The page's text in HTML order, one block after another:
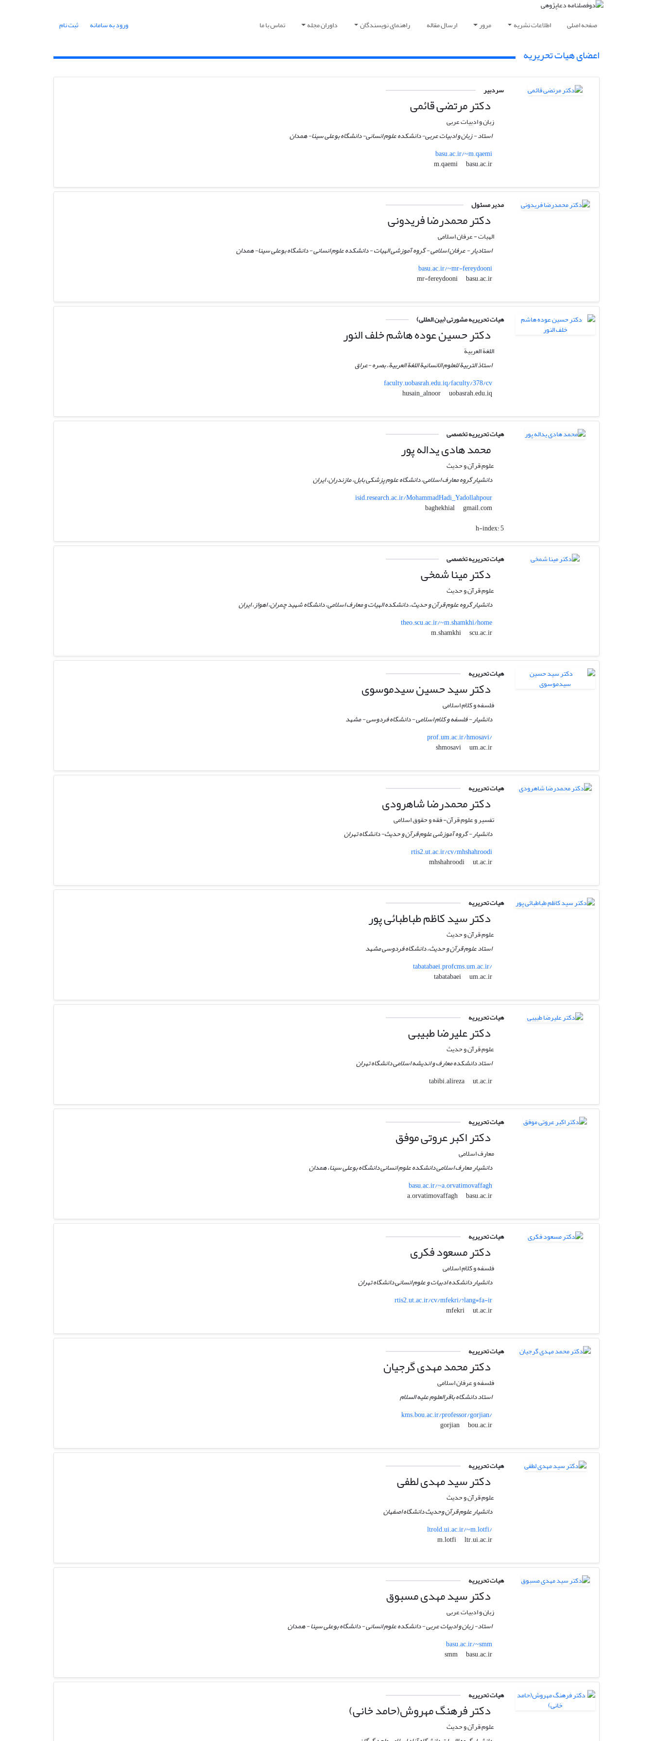
صفحه اصلی اطلاعات نشریه مرور ارسال مقاله راهنمای نویسندگان داوران مجله تماس با ما ورود به سامانه ثبت نام
اعضای هیات تحریریه
سردبیر
دکتر مرتضی قائمی
زبان و ادبیات عربی
استاد - زبان و ادبیات عربی- دانشکده علوم انسانی- دانشگاه بوعلی سینا- همدان
basu.ac.ir/~m.qaemi
basu.ac.ir
مدیر مسئول
دکتر محمدرضا فریدونی
الهیات - عرفان اسلامی
استادیار - عرفان اسلامی - گروه آموزشی الهیات - دانشکده علوم انسانی - دانشگاه بوعلی سینا- همدان
basu.ac.ir/~mr-fereydooni
basu.ac.ir
هیات تحریریه مشورتی (بین المللی)
دکتر حسین عوده هاشم خلف النور
اللغة العربیة
استاذ التربیة للعلوم الانسانیة اللغة العربیة، بصره -عراق
faculty.uobasrah.edu.iq/faculty/378/cv
uobasrah.edu.iq
هیات تحریریه تخصصی
محمد هادی یداله پور
علوم قرآن و حدیث
دانشیار گروه معارف اسلامی، دانشگاه علوم پزشکی بابل، مازندران، ایران
isid.research.ac.ir/MohammadHadi_Yadollahpour
gmail.com
h-index:5
هیات تحریریه تخصصی
دکتر مینا شمخی
علوم قرآن و حدیث
دانشیار گروه علوم قرآن و حدیث، دانشکده الهیات و معارف اسلامی، دانشگاه شهید چمران، اهواز، ایران
theo.scu.ac.ir/~m.shamkhi/home
scu.ac.ir
هیات تحریریه
دکتر سید حسین سیدموسوی
فلسفه و کلام اسلامی
دانشیار - فلسفه و کلام اسلامی - دانشگاه فردوسی - مشهد
prof.um.ac.ir/hmosavi/
um.ac.ir
هیات تحریریه
دکتر محمدرضا شاهرودی
تفسیر و علوم قرآن- فقه و حقوق اسلامی
دانشیار - گروه آموزشی علوم قرآن و حدیث- دانشگاه تهران
rtis2.ut.ac.ir/cv/mhshahroodi
ut.ac.ir
هیات تحریریه
دکتر سید کاظم طباطبائی پور
علوم قرآن و حدیث
استاد علوم قرآن و حدیث، دانشگاه فردوسی مشهد
tabatabaei.profcms.um.ac.ir/
um.ac.ir
هیات تحریریه
دکتر علیرضا طبیبی
علوم قرآن و حدیث
استاد دانشکده معارف و اندیشه اسلامی دانشگاه تهران
ut.ac.ir
هیات تحریریه
دکتر اکبر عروتی موفق
معارف اسلامی
دانشیار معارف اسلامی دانشکده علوم انسانی دانشگاه بوعلی سینا، همدان
basu.ac.ir/~a.orvatimovaffagh
basu.ac.ir
هیات تحریریه
دکتر مسعود فکری
فلسفه و کلام اسلامی
دانشیار دانشکده ادبیات و علوم انسانی دانشگاه تهران
rtis2.ut.ac.ir/cv/mfekri/?lang=fa-ir
ut.ac.ir
هیات تحریریه
دکتر محمد مهدی گرجیان
فلسفه و عرفان اسلامی
استاد دانشگاه باقرالعلوم علیه السلام
kms.bou.ac.ir/professor/gorjian/
bou.ac.ir
هیات تحریریه
دکتر سید مهدی لطفی
علوم قرآن و حدیث
دانشیار علوم قرآن وحدیث دانشگاه اصفهان
ltrold.ui.ac.ir/~m.lotfi/
ltr.ui.ac.ir
هیات تحریریه
دکتر سید مهدی مسبوق
زبان و ادبیات عربی
استاد- زبان و ادبیات عربی - دانشکده علوم انسانی - دانشگاه بوعلی سینا - همدان
basu.ac.ir/~smm
basu.ac.ir
هیات تحریریه
دکتر فرهنگ مهروش(حامد خانی)
علوم قرآن و حدیث